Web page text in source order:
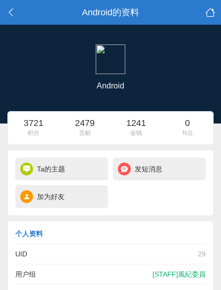
Android的资料
Android
3721
积分
2479
贡献
1241
金钱
0
N点
Ta的主题 发短消息
加为好友
个人资料
UID 29
用户组 [STAFF]風紀委員